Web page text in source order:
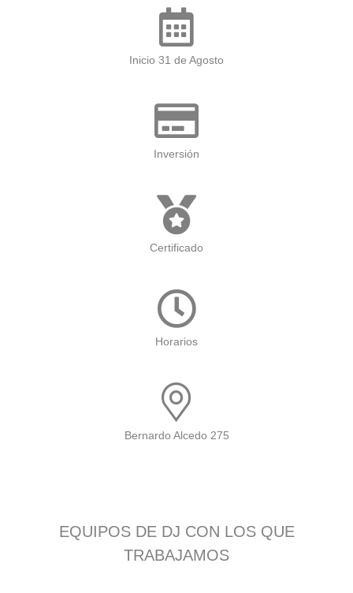
Inicio 31 de Agosto
Inversión
Certificado
Horarios
Bernardo Alcedo 275
EQUIPOS DE DJ CON LOS QUE
TRABAJAMOS